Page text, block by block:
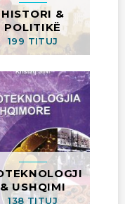
HISTORI &
POLITIKË
199 TITUJ
& USHQIMI
138 TITUJ